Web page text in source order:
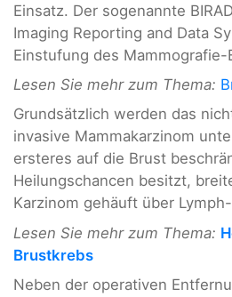
Einsatz. Der sogenannte
Imaging Reporting and Data
Einstufung des Mammografie-
Lesen Sie mehr zum Thema:
Grundsätzlich werden das
invasive Mammakarzinom
ersteres auf die Brust
Heilungschancen besitzt,
Karzinom gehäuft über
Lesen Sie mehr zum Thema:
Brustkrebs
Neben der operativen